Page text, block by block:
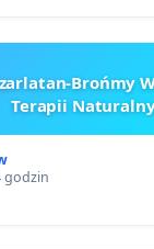
Brońmy
Terapii
godzin